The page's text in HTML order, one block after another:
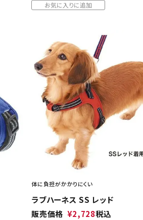
お気に入りに追加
体に負担がかかりにくい
ラブハーネス SS レッド
販売価格 ¥2,728税込